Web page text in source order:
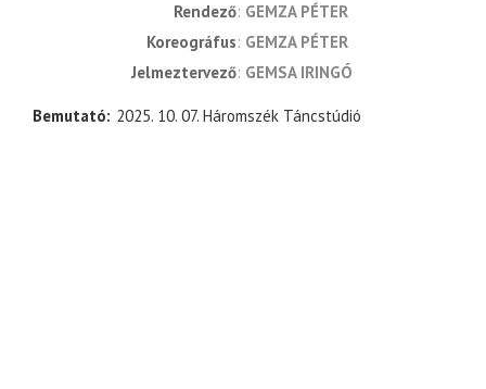
rendező GEMZA PÉTER
koreográfus GEMZA PÉTER
jelmeztervező GEMSA IRINGÓ
Bemutató 2025. 10. 07. Háromszék Táncstúdió